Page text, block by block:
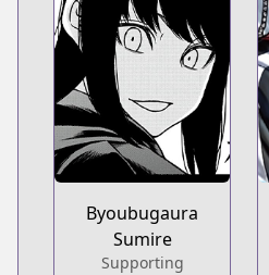
Byoubugaura
Sumire
Supporting